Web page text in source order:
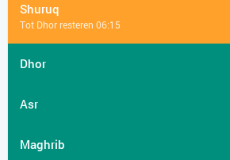
Shuruq
Tot Dhor resteren 06:15
Dhor
Asr
Maghrib